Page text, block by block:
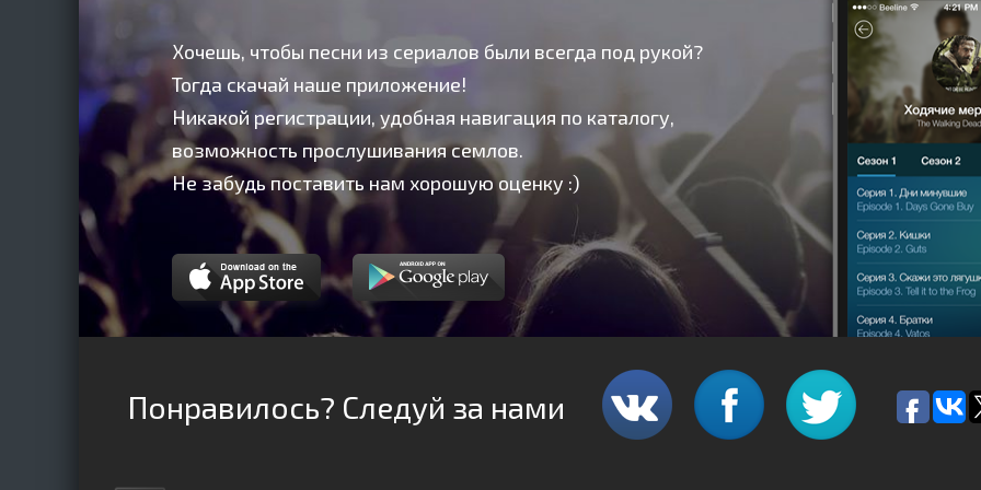
Хочешь, чтобы песни из сериалов были всегда под рукой?
Тогда скачай наше приложение!
Никакой регистрации, удобная навигация по каталогу,
возможность прослушивания семлов.
Не забудь поставить нам хорошую оценку :)
Понравилось? Следуй за нами